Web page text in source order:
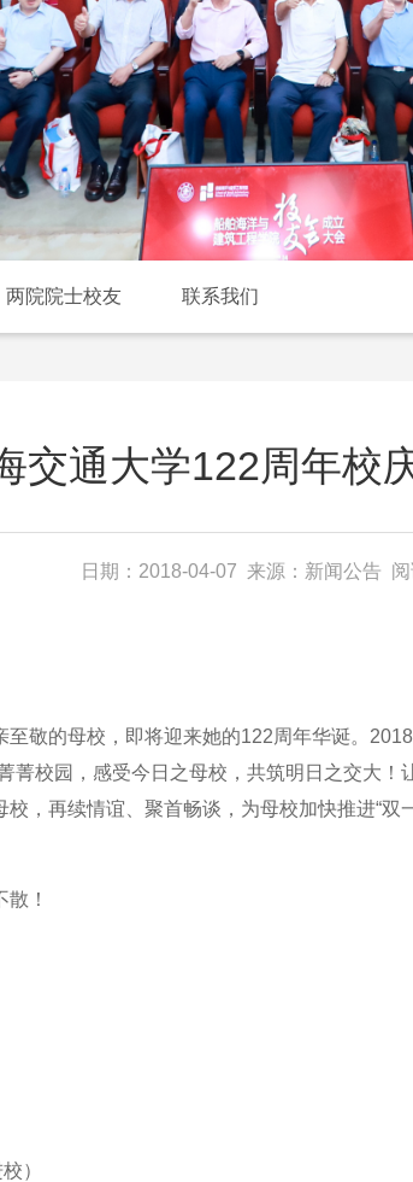
两院院士校友 联系我们
交通大学122周年校
日期：2018-04-07 来源：新闻公告 阅
敬的母校，即将迎来她的122周年华诞。
菁校园，感受今日之母校，共筑明日之交大
，再续情谊、聚首畅谈，为母校加快推进“双
散！
）